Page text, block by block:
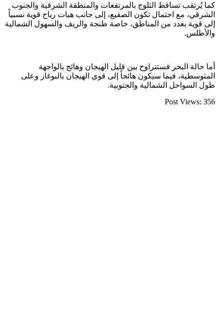
كما يُرتقب تساقط الثلوج بالمرتفعات والمنطقة الشرقية والجنوب
الشرقي، مع احتمال تكون الصقيع، إلى جانب هبات رياح قوية نسبياً
إلى قوية بعدد من المناطق، خاصة طنجة والريف والسهول الشمالية
والأطلس.
أما حالة البحر فستتراوح بين قليل الهيجان وهائج بالواجهة
المتوسطية، فيما سيكون هائجاً إلى قوي الهيجان بالبوغاز وعلى
طول السواحل الشمالية والجنوبية.
Post Views: 356